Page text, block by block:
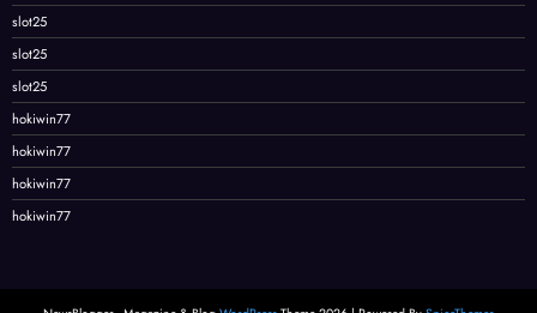
slot25
slot25
slot25
hokiwin77
hokiwin77
hokiwin77
hokiwin77